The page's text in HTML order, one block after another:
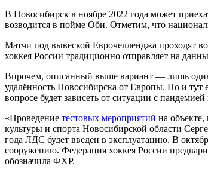
В Новосибирск в ноябре 2022 года может
возводится в пойме Оби. Отметим, что
Матчи под вывеской Еврочелленджа проходят
хоккея России традиционно отправляет на
Впрочем, описанный выше вариант — лишь один
удалённость Новосибирска от Европы. Но и
вопросе будет зависеть от ситуации с
«Проведение тестовых мероприятий на
культуры и спорта Новосибирской области
года ЛДС будет введён в эксплуатацию. В
сооружению. Федерация хоккея России
обозначила ФХР.